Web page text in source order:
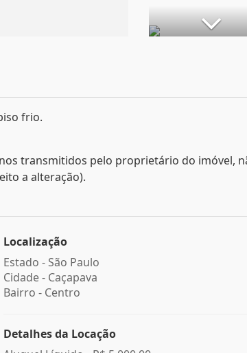
frio.
transmitidos pelo proprietário do imóvel,
a alteração).
Localização
Estado - São Paulo
Cidade - Caçapava
Bairro - Centro
Detalhes da Locação